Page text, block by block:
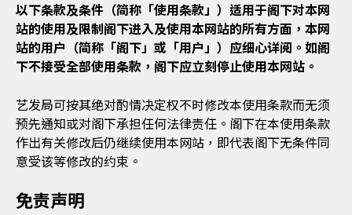
以下条款及条件（简称「使用条款」）适用于阁下对本网
站的使用及限制阁下进入及使用本网站的所有方面，本网
站的用户（简称「阁下」或「用户」）应细心详阅。如阁
下不接受全部使用条款，阁下应立刻停止使用本网站。
艺发局可按其绝对酌情决定权不时修改本使用条款而无须
预先通知或对阁下承担任何法律责任。阁下在本使用条款
作出有关修改后仍继续使用本网站，即代表阁下无条件同
意受该等修改的约束。
免责声明